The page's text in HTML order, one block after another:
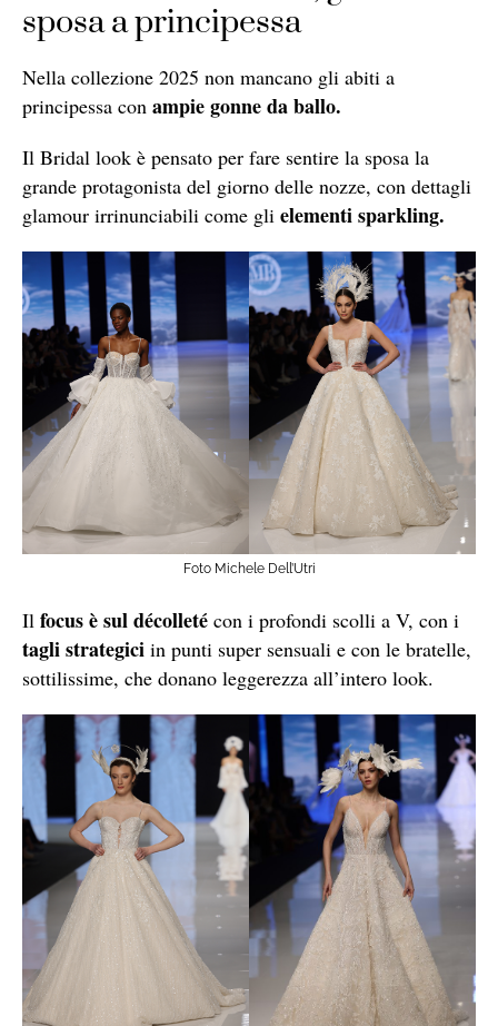
sposa a principessa
Nella collezione 2025 non mancano gli abiti a
principessa con ampie gonne da ballo.
Il Bridal look è pensato per fare sentire la sposa la
grande protagonista del giorno delle nozze, con dettagli
glamour irrinunciabili come gli elementi sparkling.
Foto Michele Dell’Utri
Il focus è sul décolleté con i profondi scolli a V, con i
tagli strategici in punti super sensuali e con le bratelle,
sottilissime, che donano leggerezza all’intero look.